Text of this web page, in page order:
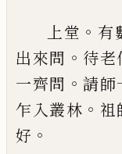
上堂 。 有
出來問 。 待老
一齊問 。請師
乍入叢林 。 祖
好 。